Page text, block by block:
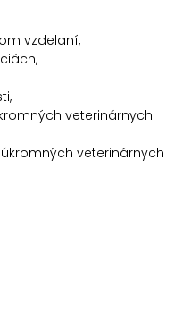
vzdelaní,
veterinárnych
veterinárnych